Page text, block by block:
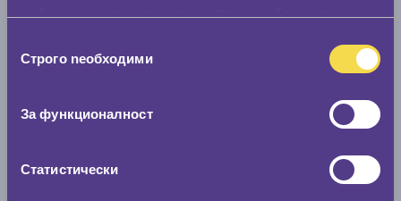
наСтрого nеобходими
За функционалност
Статистически
Скоростомер при 100